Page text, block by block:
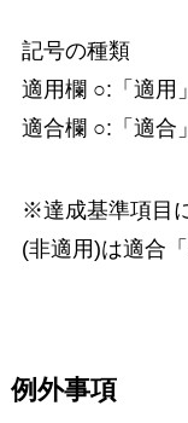
記号の種類
適用欄 ○:「適用
適合欄 ○:「適合」
※達成基準項目
(非適用)は適合
例外事項